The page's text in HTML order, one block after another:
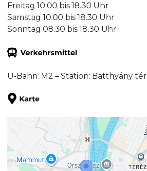
Freitag 10.00 bis 18.30 Uhr
Samstag 10.00 bis 18.30 Uhr
Sonntag 08.30 bis 18.30 Uhr
U-Bahn: M2 – Station: Batthyány tér